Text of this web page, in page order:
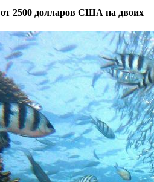
от 2500 долларов США на двоих